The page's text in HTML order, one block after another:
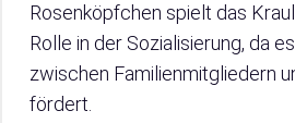
Rosenköpfchen spielt das
Rolle in der Sozialisierung, da
zwischen Familienmitgliedern
fördert.